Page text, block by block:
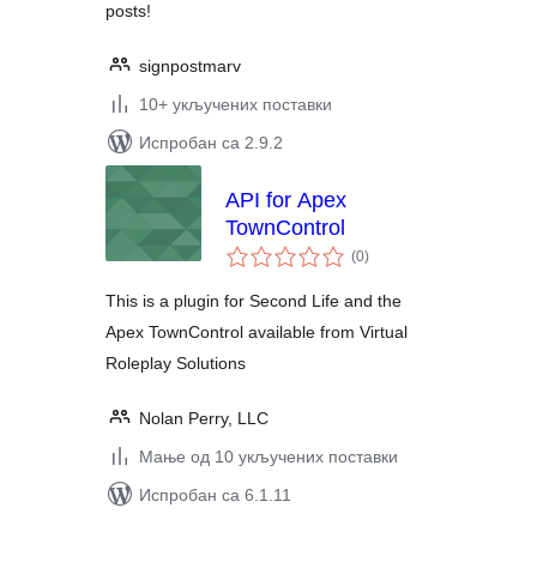
posts!
signpostmarv
10+ укључених поставки
Испробан са 2.9.2
API for Apex
TownControl
(0укупних
оцена
)
This is a plugin for Second Life and the
Apex TownControl available from Virtual
Roleplay Solutions
Nolan Perry, LLC
Мање од 10 укључених поставки
Испробан са 6.1.11